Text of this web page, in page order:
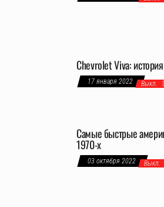
Chevrolet Viva:
17 января 2022 Выкл.
Самые быстрые
1970-х
03 октября 2022 Выкл.